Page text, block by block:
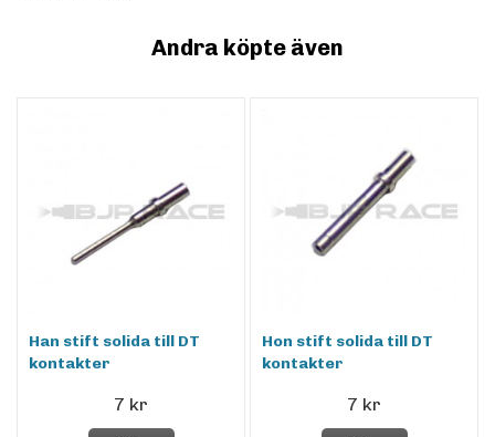
Andra köpte även
Han stift solida till DT
kontakter
7 kr
Hon stift solida till DT
kontakter
7 kr